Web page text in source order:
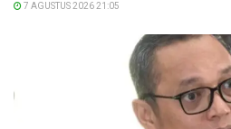
7 AGUSTUS 2026 21:05